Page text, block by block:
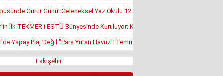
Gurur Günü: Geleneksel Yaz Okulu 12. Kez Kapanış Yaptı
İlk TEKMER’i ESTÜ Bünyesinde Kuruluyor: KOSGEB Onayı Geldi
Yapay Plaj Değil "Para Yutan Havuz": Temmuz Ortasında Hâlâ Kapalı!
Eskişehir